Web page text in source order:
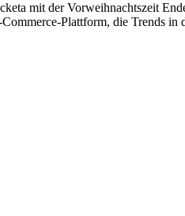
mit der Vorweihnachtszeit
Plattform, die Trends